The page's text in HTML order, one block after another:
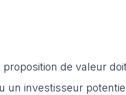
proposition de valeur
un investisseur